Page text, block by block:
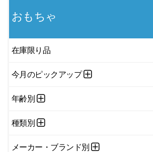
おもちゃ
在庫限り品
今月のピックアップ
年齢別
種類別
メーカー・ブランド別